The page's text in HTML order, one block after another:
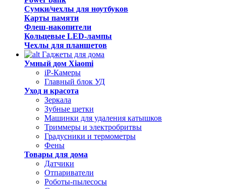
Сумки/чехлы для ноутбуков
Карты памяти
Флеш-накопители
Кольцевые LED-лампы
Чехлы для планшетов
Гаджеты для дома
Умный дом Xiaomi
iP-Камеры
Главный блок УД
Уход и красота
Зеркала
Зубные щетки
Машинки для удаления катышков
Триммеры и электробритвы
Градусники и термометры
Фены
Товары для дома
Датчики
Отпариватели
Роботы-пылесосы